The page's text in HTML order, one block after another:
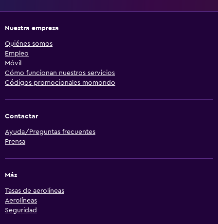
Nuestra empresa
Quiénes somos
Empleo
Móvil
Cómo funcionan nuestros servicios
Códigos promocionales momondo
Contactar
Ayuda/Preguntas frecuentes
Prensa
Más
Tasas de aerolíneas
Aerolíneas
Seguridad